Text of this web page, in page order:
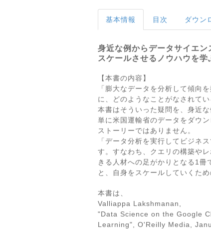
基本情報 目次 ダウン
身近な例からデータサイエン
スケールさせるノウハウを学
【本書の内容】
「膨大なデータを分析して傾向
に、どのようなことがなされて
本書はそういった疑問を、身近
単に米国運輸省のデータをダウ
ストーリーではありません。
「データ分析を実行してビジネ
す。すなわち、クエリの構築や
きる人材への足がかりとなる1
と、自身をスケールしていくため
本書は、
Valliappa Lakshmanan,
"Data Science on the Google
Learning", O'Reilly Media,